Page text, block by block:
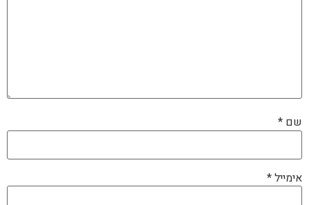
שם *
אימייל*